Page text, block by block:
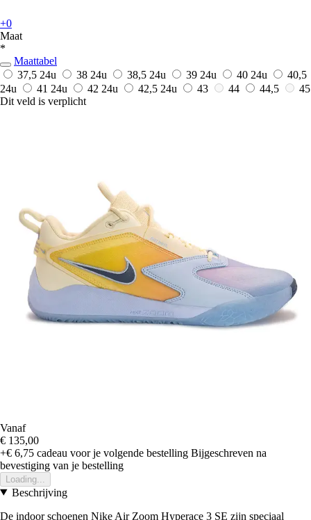
+0
Maat
*
Maattabel
37,5 24u 38 24u 38,5 24u 39 24u 40 24u
40,5
24u
41 24u 42 24u 42,5 24u 43 44 44,5
45
Dit veld is verplicht
Vanaf
€ 135,00
+€ 6,75 cadeau voor je volgende bestelling Bijgeschreven na
bevestiging van je bestelling
Loading...
Beschrijving
De indoor schoenen Nike Air Zoom Hyperace 3 SE zijn speciaal